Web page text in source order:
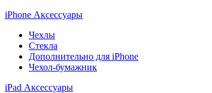
iPhone Аксессуары
Чехлы
Стекла
Дополнительно для iPhone
Чехол-бумажник
iPad Аксессуары